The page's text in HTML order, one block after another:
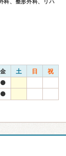
科、整形外科、リハ
金 土 日 祝